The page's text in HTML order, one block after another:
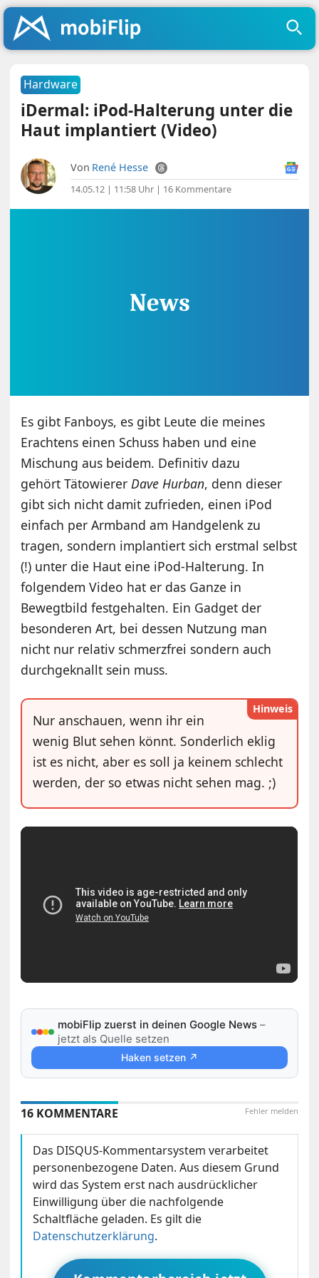
Hardware
iDermal: iPod-Halterung unter die
Haut implantiert (Video)
Von René Hesse
14.05.12 | 11:58 Uhr | 16 Kommentare
Es gibt Fanboys, es gibt Leute die meines
Erachtens einen Schuss haben und eine
Mischung aus beidem. Definitiv dazu
gehört TätowiererDave Hurban, denn dieser
gibt sich nicht damit zufrieden, einen iPod
einfach per Armband am Handgelenk zu
tragen, sondern implantiert sich erstmal selbst
(!) unter die Haut eine iPod-Halterung. In
folgendem Video hat er das Ganze in
Bewegtbild festgehalten. Ein Gadget der
besonderen Art, bei dessen Nutzung man
nicht nur relativ schmerzfrei sondern auch
durchgeknallt sein muss.
Hinweis
Nur anschauen, wenn ihr ein
wenig Blut sehen könnt. Sonderlich eklig
ist es nicht, aber es soll ja keinem schlecht
werden, der so etwas nicht sehen mag. ;)
mobiFlip zuerst in deinen Google News –
jetzt als Quelle setzen
Haken setzen ↗
Fehler melden
16 KOMMENTARE
Das DISQUS-Kommentarsystem verarbeitet
personenbezogene Daten. Aus diesem Grund
wird das System erst nach ausdrücklicher
Einwilligung über die nachfolgende
Schaltfläche geladen. Es gilt die
Datenschutzerklärung.